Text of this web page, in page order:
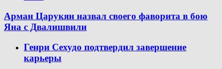
Арман Царукян назвал своего фаворита в бою
Яна с Двалишвили
Генри Сехудо подтвердил завершение
карьеры